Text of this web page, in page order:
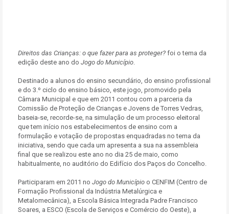
Direitos das Crianças: o que fazer para as proteger? foi o tema da
edição deste ano do Jogo do Município.
Destinado a alunos do ensino secundário, do ensino profissional
e do 3.º ciclo do ensino básico, este jogo, promovido pela
Câmara Municipal e que em 2011 contou com a parceria da
Comissão de Proteção de Crianças e Jovens de Torres Vedras,
baseia-se, recorde-se, na simulação de um processo eleitoral
que tem início nos estabelecimentos de ensino com a
formulação e votação de propostas enquadradas no tema da
iniciativa, sendo que cada um apresenta a sua na assembleia
final que se realizou este ano no dia 25 de maio, como
habitualmente, no auditório do Edifício dos Paços do Concelho.
Participaram em 2011 no Jogo do Município o CENFIM (Centro de
Formação Profissional da Indústria Metalúrgica e
Metalomecânica), a Escola Básica Integrada Padre Francisco
Soares, a ESCO (Escola de Serviços e Comércio do Oeste), a